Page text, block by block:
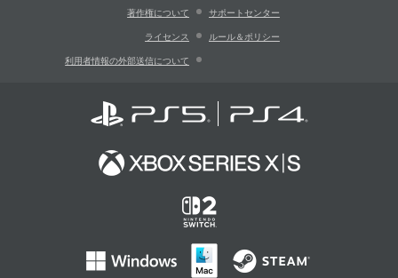
著作権について サポートセンター
ライセンス ルール＆ポリシー
利用者情報の外部送信について